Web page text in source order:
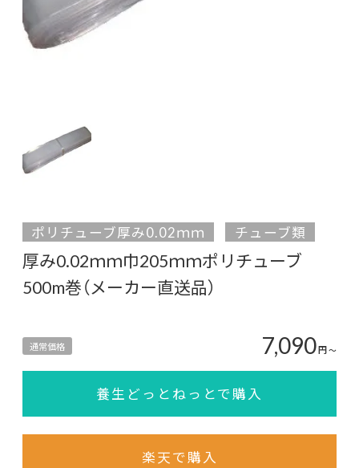
ポリチューブ厚み0.02ｍｍ チューブ類
厚み0.02ｍｍ巾205ｍｍポリチューブ
500m巻（メーカー直送品）
通常価格 7,090円〜
養生どっとねっとで購入
楽天で購入